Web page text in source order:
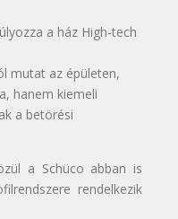
a ház High-tech
mutat az épületen,
hanem kiemeli
a betörési
a Schüco abban is
rendelkezik